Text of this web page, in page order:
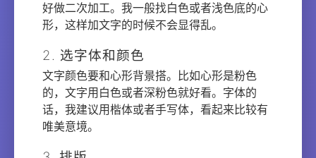
好做二次加工。我一般找白色或者浅色底的心
形，这样加文字的时候不会显得乱。
2. 选字体和颜色
文字颜色要和心形背景搭。比如心形是粉色
的，文字用白色或者深粉色就好看。字体的
话，我建议用楷体或者手写体，看起来比较有
唯美意境。